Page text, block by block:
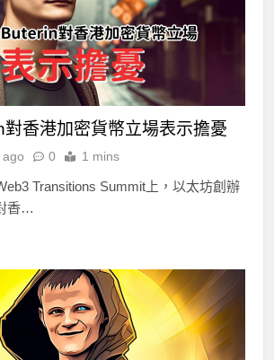
香港加密貨幣立場表示擔憂
0 1 mins
Transitions Summit上，以太坊創辦
香…